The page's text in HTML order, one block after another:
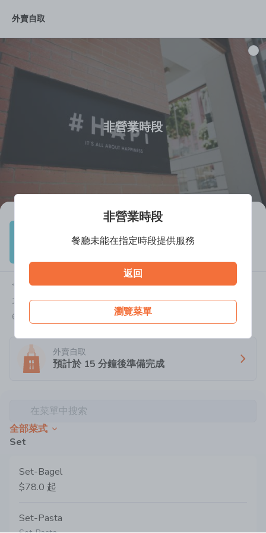
非營業時段
餐廳未能在指定時段提供服務
返回
瀏覽菜單
外賣自取
非營業時段
餐廳離線中
今天:11:00-18:00
九龍灣常悅道8號零碳天地
6973 9298
外賣自取
預計於 15 分鐘後準備完成
在菜單中搜索
全部菜式
*意粉 *咖
Set
Set-Bagel
$78.0 起
Set-Pasta